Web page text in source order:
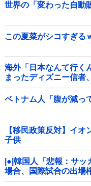
世界の「変わった自動
この夏菜がシコすぎる
海外「日本なんて行く
まったディズニー信者
ベトナム人「腹が減っ
【移民政策反対】イ
子供
|●|韓国人「悲報：サ
場合、国際試合の出場
ﾙ」＝韓国の反応